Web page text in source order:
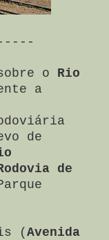
o Rio
a
de
de
(Avenida